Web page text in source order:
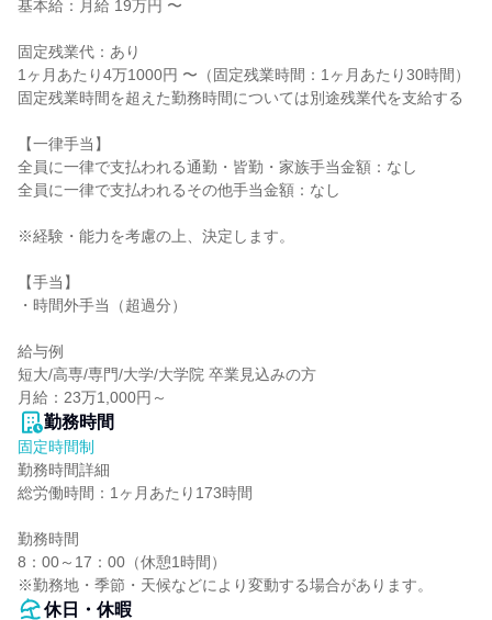
基本給：月給 19万円 〜
固定残業代：あり
1ヶ月あたり4万1000円 〜（固定残業時間：1ヶ月あたり30時間）
固定残業時間を超えた勤務時間については別途残業代を支給する
【一律手当】
全員に一律で支払われる通勤・皆勤・家族手当金額：なし
全員に一律で支払われるその他手当金額：なし
※経験・能力を考慮の上、決定します。
【手当】
・時間外手当（超過分）
給与例
短大/高専/専門/大学/大学院 卒業見込みの方
月給：23万1,000円～
勤務時間
固定時間制
勤務時間詳細
総労働時間：1ヶ月あたり173時間
勤務時間
8：00～17：00（休憩1時間）
※勤務地・季節・天候などにより変動する場合があります。
休日・休暇